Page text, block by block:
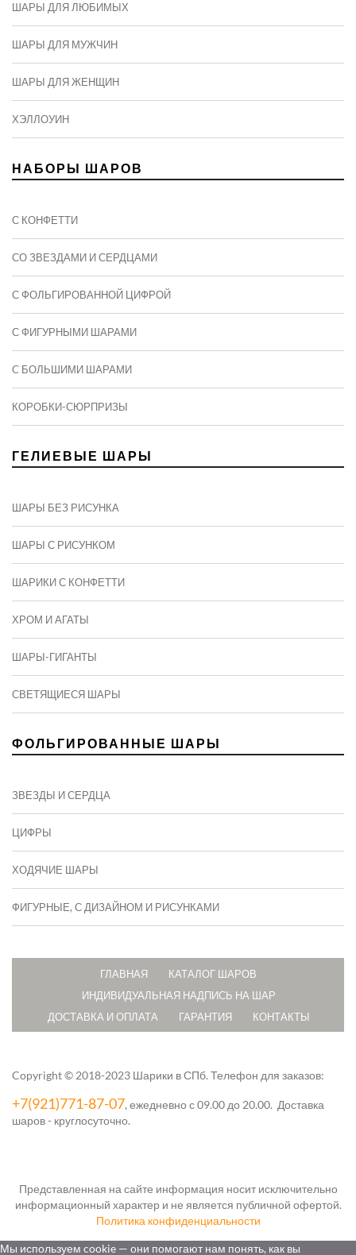
ШАРЫ ДЛЯ ЛЮБИМЫХ
ШАРЫ ДЛЯ МУЖЧИН
ШАРЫ ДЛЯ ЖЕНЩИН
ХЭЛЛОУИН
НАБОРЫ ШАРОВ
С КОНФЕТТИ
СО ЗВЕЗДАМИ И СЕРДЦАМИ
С ФОЛЬГИРОВАННОЙ ЦИФРОЙ
С ФИГУРНЫМИ ШАРАМИ
C БОЛЬШИМИ ШАРАМИ
КОРОБКИ-СЮРПРИЗЫ
ГЕЛИЕВЫЕ ШАРЫ
ШАРЫ БЕЗ РИСУНКА
ШАРЫ С РИСУНКОМ
ШАРИКИ С КОНФЕТТИ
ХРОМ И АГАТЫ
ШАРЫ-ГИГАНТЫ
СВЕТЯЩИЕСЯ ШАРЫ
ФОЛЬГИРОВАННЫЕ ШАРЫ
ЗВЕЗДЫ И СЕРДЦА
ЦИФРЫ
ХОДЯЧИЕ ШАРЫ
ФИГУРНЫЕ, С ДИЗАЙНОМ И РИСУНКАМИ
ГЛАВНАЯ
КАТАЛОГ ШАРОВ
ИНДИВИДУАЛЬНАЯ НАДПИСЬ НА ШАР
ДОСТАВКА И ОПЛАТА
ГАРАНТИЯ КОНТАКТЫ
Copyright © 2018-2023 Шарики в СПб.Телефон для заказов:
+7(921)771-87-07, ежедневно с 09.00 до 20.00. Доставка
шаров - круглосуточно.
Представленная на сайте информация носит исключительно
информационный характер и не является публичной офертой.
Политика конфиденциальности
Мы используем cookie — они помогают нам понять, как вы